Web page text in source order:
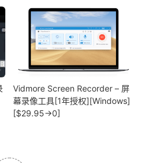
Vidmore Screen Recorder – 屏
幕录像工具[1年授权][Windows]
[$29.95→0]